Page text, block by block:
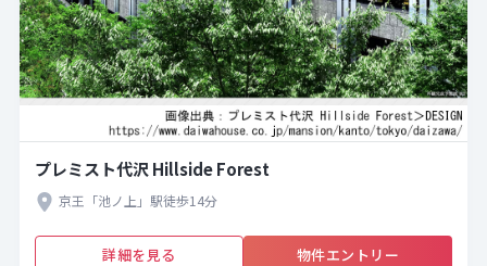
プレミスト代沢 Hillside Forest
京王「池ノ上」駅徒歩14分
詳細を見る 物件エントリー